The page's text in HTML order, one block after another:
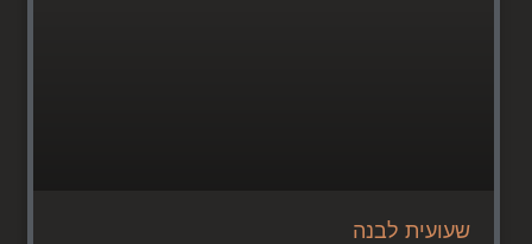
שעועית לבנה